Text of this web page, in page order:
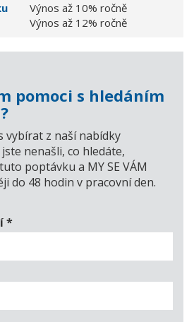
Výnos až 10% ročně
Výnos až 12% ročně
pomoci s hledáním
vybírat z naší nabídky
nenašli, co hledáte,
poptávku a MY SE VÁM
do 48 hodin v pracovní den.
*